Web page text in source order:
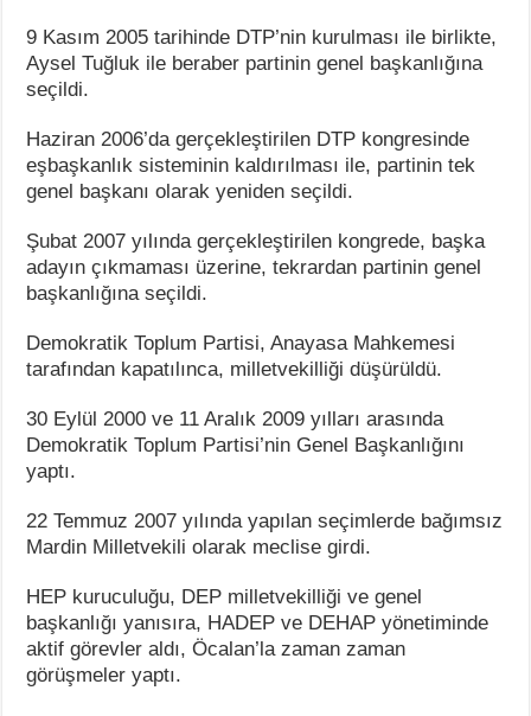
9 Kasım 2005 tarihinde DTP’nin kurulması ile birlikte,
Aysel Tuğluk ile beraber partinin genel başkanlığına
seçildi.
Haziran 2006’da gerçekleştirilen DTP kongresinde
eşbaşkanlık sisteminin kaldırılması ile, partinin tek
genel başkanı olarak yeniden seçildi.
Şubat 2007 yılında gerçekleştirilen kongrede, başka
adayın çıkmaması üzerine, tekrardan partinin genel
başkanlığına seçildi.
Demokratik Toplum Partisi, Anayasa Mahkemesi
tarafından kapatılınca, milletvekilliği düşürüldü.
30 Eylül 2000 ve 11 Aralık 2009 yılları arasında
Demokratik Toplum Partisi’nin Genel Başkanlığını
yaptı.
22 Temmuz 2007 yılında yapılan seçimlerde bağımsız
Mardin Milletvekili olarak meclise girdi.
HEP kuruculuğu, DEP milletvekilliği ve genel
başkanlığı yanısıra, HADEP ve DEHAP yönetiminde
aktif görevler aldı, Öcalan’la zaman zaman
görüşmeler yaptı.